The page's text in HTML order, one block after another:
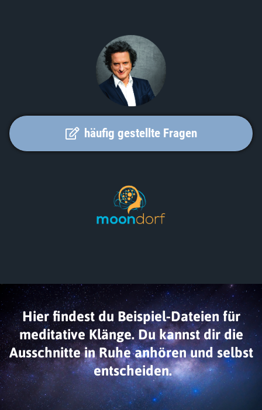
häufig gestellte Fragen
Hier findest du Beispiel-Dateien für
meditative Klänge. Du kannst dir die
Ausschnitte in Ruhe anhören und selbst
entscheiden.